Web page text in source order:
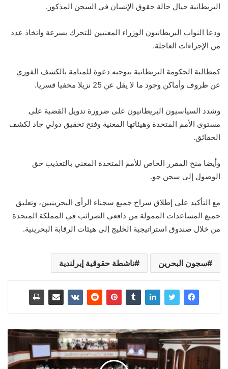
البريطانية حيال حالة حقوق الإنسان في السجن المذكور.
ودعا النواب البريطانيون الوزراء المعنيين للتحرك بسرعة واتخاذ عدد
من الإجراءات العاجلة.
كمطالبة الحكومة البريطانية بتوجيه دعوة للمنامة بالكشف الفوري
عن ظروف وأماكن وجود ما لا يقل عن 25 نزيلا مخفيا قسريا.
وشدد السياسيون البريطانيون على ضرورة تدويل القضية على
مستوى الأمم المتحدة وهيئاتها المعنية وفتح تحقيق دولي جاد لكشف
الحقائق.
وأيضا منح المقرر الخاص للأمم المتحدة المعني بالتعذيب حق
الوصول إلى سجن جو.
مع التأكيد على إطلاق سراح جميع سجناء الرأي البحرينيين، وتعليق
جميع المساعدات الممولة من دافعي الضرائب في المملكة المتحدة
من خلال صندوق استراتيجية الخليج إلى هيئات الرقابة البحرينية.
سجون البحرين ناشطة حقوقية إيرلندية